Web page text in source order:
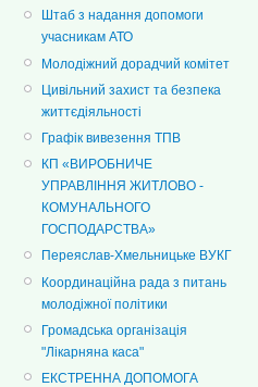
Штаб з надання допомоги
учасникам АТО
Молодіжний дорадчий комітет
Цивільний захист та безпека
життєдіяльності
Графік вивезення ТПВ
КП «ВИРОБНИЧЕ
УПРАВЛІННЯ ЖИТЛОВО -
КОМУНАЛЬНОГО
ГОСПОДАРСТВА»
Переяслав-Хмельницьке ВУКГ
Координаційна рада з питань
молодіжної політики
Громадська організація
"Лікарняна каса"
ЕКСТРЕННА ДОПОМОГА